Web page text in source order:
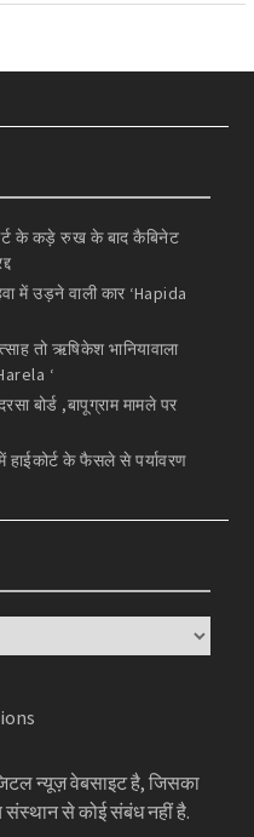
के कड़े रुख के बाद कैबिनेट
में उड़ने वाली कार ‘Hapida
तो ऋषिकेश भानियावाला
‘
बोर्ड ,बापूग्राम मामले पर
हाईकोर्ट के फैसले से पर्यावरण
न्यूज़ वेबसाइट है, जिसका
संस्थान से कोई संबंध नहीं है.